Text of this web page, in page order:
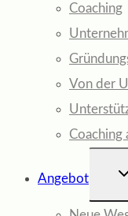
Coaching
Von der
Coaching
Angebot